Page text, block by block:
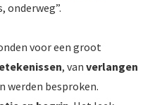
onderweg”.
voor een groot
, van verlangen
werden besproken.